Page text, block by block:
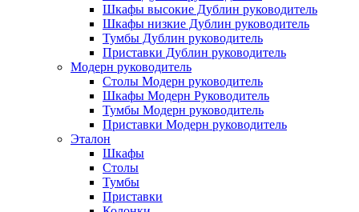
Шкафы высокие Дублин руководитель
Шкафы низкие Дублин руководитель
Тумбы Дублин руководитель
Приставки Дублин руководитель
Модерн руководитель
Столы Модерн руководитель
Шкафы Модерн Руководитель
Тумбы Модерн руководитель
Приставки Модерн руководитель
Эталон
Шкафы
Столы
Тумбы
Приставки